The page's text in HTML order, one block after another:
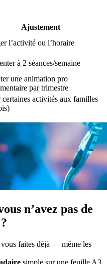
Ajustement
l’activité ou l’horaire
à 2 séances/semaine
une animation pro
par trimestre
activités aux familles
n’avez pas de
vous faites déjà — même les